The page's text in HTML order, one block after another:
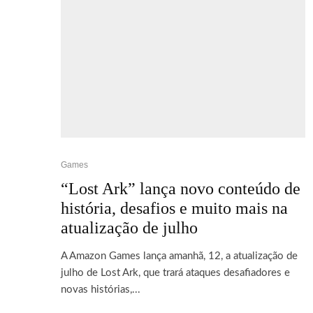
Games
“Lost Ark” lança novo conteúdo de
história, desafios e muito mais na
atualização de julho
A Amazon Games lança amanhã, 12, a atualização de
julho de Lost Ark, que trará ataques desafiadores e
novas histórias,...